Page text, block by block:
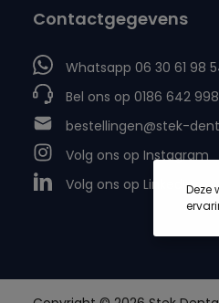
Contactgegevens
Whatsapp 06 30 61 98
Bel ons op 0186 642 998
bestellingen@stek-
Volg ons op Instagram
Volg ons op LinkedInDeze